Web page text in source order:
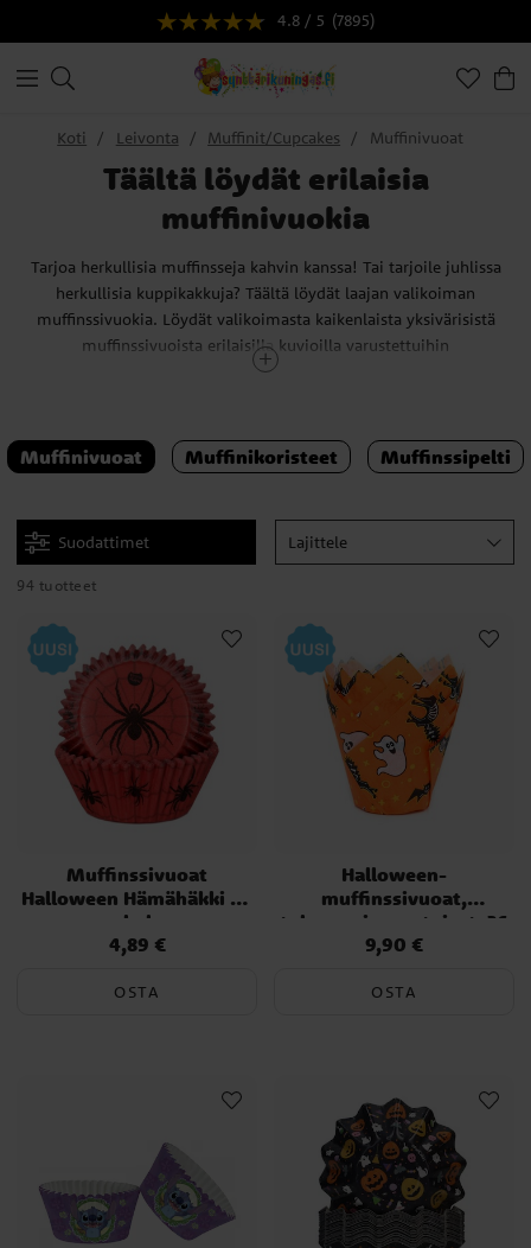
4.8 / 5 (7895)
Koti Leivonta Muffinit/Cupcakes Muffinivuoat
Täältä löydät erilaisia
muffinivuokia
Tarjoa herkullisia muffinsseja kahvin kanssa! Tai tarjoile juhlissa
herkullisia kuppikakkuja? Täältä löydät laajan valikoiman
muffinssivuokia. Löydät valikoimasta kaikenlaista yksivärisistä
muffinssivuoista erilaisilla kuvioilla varustettuihin
muffinssivuokiin. Meillä on esimerkiksi muffinssivuokia, joissa on
Vinkki! Muista tutustua hauskoihin muffinssikoristeisiimme.
Muffinivuoat Muffinikoristeet Muffinssipelti
Suodattimet Lajittele
94 tuotteet
Muffinssivuoat
Halloween Hämähäkki 48
kpl
Hinta:4,89 €
4,89 €
OSTA
Halloween-
muffinssivuoat,
tulppaaninmuotoiset, 36
kpl
Hinta:9,90 €
9,90 €
OSTA